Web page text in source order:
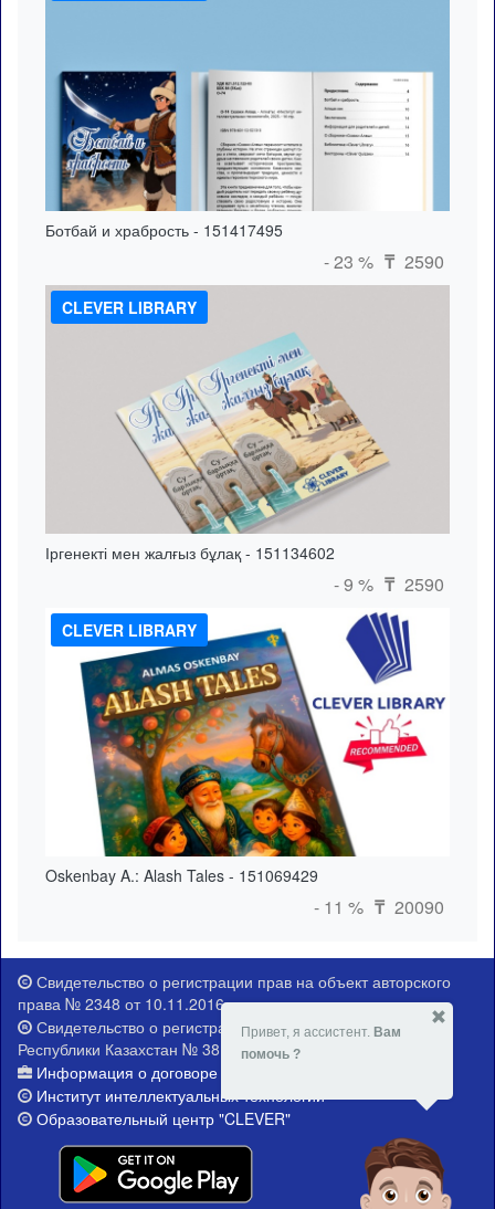
Ботбай и храбрость - 151417495
- 23 % ₸ 2590
CLEVER LIBRARY
Іргенекті мен жалғыз бұлақ - 151134602
- 9 % ₸ 2590
CLEVER LIBRARY
Oskenbay A.: Alash Tales - 151069429
- 11 % ₸ 20090
Свидетельство о регистрации прав на объект авторского
права № 2348 от 10.11.2016 г.
Свидетельство о регистрации Министерства юстиции
Республики Казахстан № 381-Е от 21.02.2015 г.
Информация о договоре публичной оферты
Институт интеллектуальных технологий
Образовательный центр "CLEVER"
Привет, я ассистент. Вам
помочь ?